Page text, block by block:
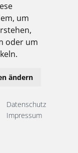
um
oder um
ändern
Datenschutz
Impressum